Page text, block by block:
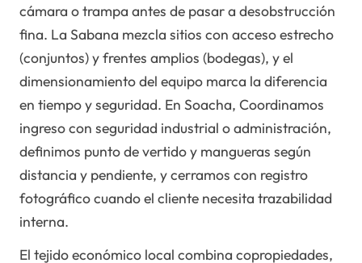
cámara o trampa antes de pasar a desobstrucción
fina. La Sabana mezcla sitios con acceso estrecho
(conjuntos) y frentes amplios (bodegas), y el
dimensionamiento del equipo marca la diferencia
en tiempo y seguridad. En Soacha, Coordinamos
ingreso con seguridad industrial o administración,
definimos punto de vertido y mangueras según
distancia y pendiente, y cerramos con registro
fotográfico cuando el cliente necesita trazabilidad
interna.
El tejido económico local combina copropiedades,